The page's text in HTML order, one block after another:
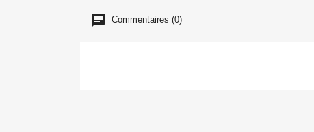
Commentaires (0)